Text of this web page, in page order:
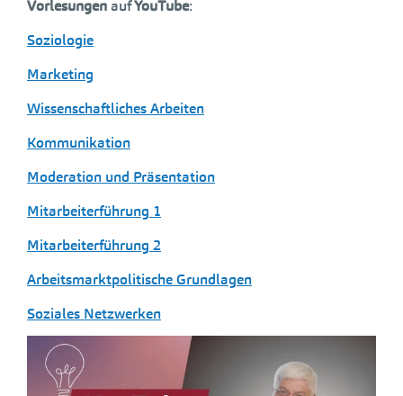
VorlesungenaufYouTube:
Soziologie
Marketing
Wissenschaftliches Arbeiten
Kommunikation
Moderation und Präsentation
Mitarbeiterführung 1
Mitarbeiterführung 2
Arbeitsmarktpolitische Grundlagen
Soziales Netzwerken